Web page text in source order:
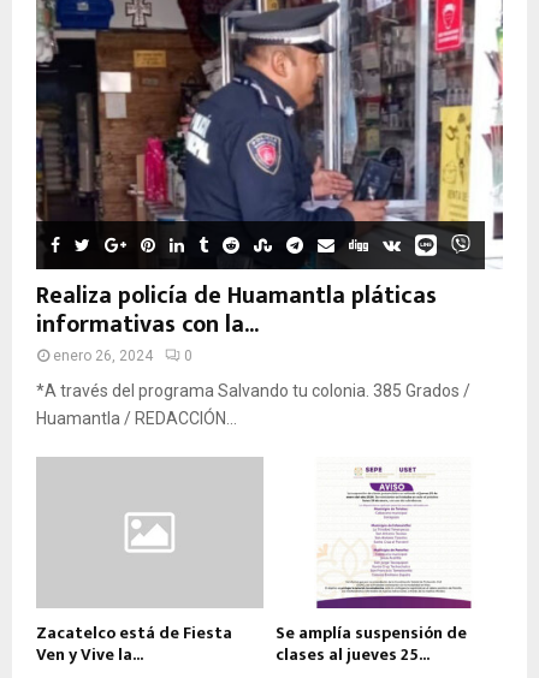
Realiza policía de Huamantla pláticas
informativas con la...
enero 26, 2024 0
*A través del programa Salvando tu colonia. 385 Grados /
Huamantla / REDACCIÓN...
Zacatelco está de Fiesta
Ven y Vive la...
Se amplía suspensión de
clases al jueves 25...